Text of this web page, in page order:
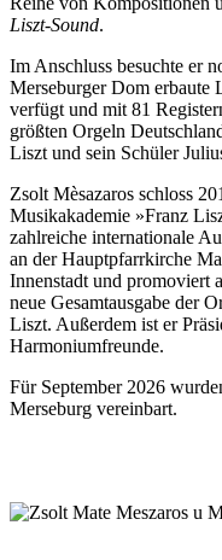
Liszt-Sound.
Im Anschluss besuchte er
Merseburger Dom erbaute
verfügt und mit 81
größten Orgeln
Liszt und sein Schüler
Zsolt Mèsazaros schloss
Musikakademie »Franz
zahlreiche internationale
an der Hauptpfarrkirche
Innenstadt und promoviert
neue Gesamtausgabe der
Liszt. Außerdem ist er
Harmoniumfreunde.
Für September 2026
Merseburg vereinbart.